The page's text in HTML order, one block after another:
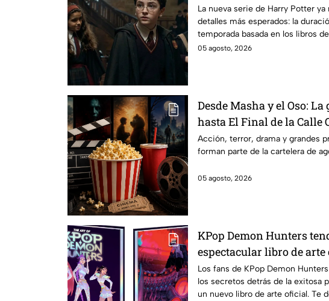
emocionará a los fans de
La nueva serie de Harry Potter ya
detalles más esperados: la
temporada basada en los libros
05 agosto, 2026
Desde Masha y el Oso:
hasta El Final de la Calle
Hathaway. Esta es la lista
los estrenos en cines
Acción, terror, drama y grandes
forman parte de la cartelera de
05 agosto, 2026
KPop Demon Hunters
espectacular libro de arte
500 ilustraciones
en México?
Los fans de KPop Demon
los secretos detrás de la exitosa
un nuevo libro de arte oficial. Te